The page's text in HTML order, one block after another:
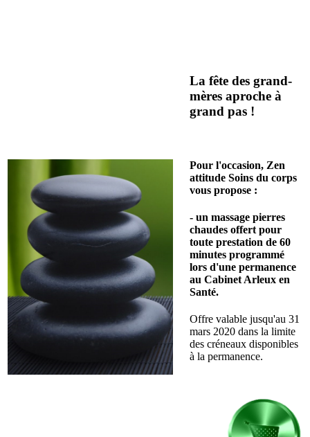
La fête des grand-
mères aproche à
grand pas !
Pour l'occasion, Zen
attitude Soins du corps
vous propose :
- un massage pierres
chaudes offert pour
toute prestation de 60
minutes programmé
lors d'une permanence
au Cabinet Arleux en
Santé.
Offre valable jusqu'au 31
mars 2020 dans la limite
des créneaux disponibles
à la permanence.